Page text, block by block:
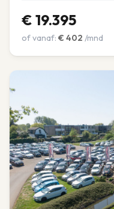
€ 19.395
of vanaf: € 402 /mnd